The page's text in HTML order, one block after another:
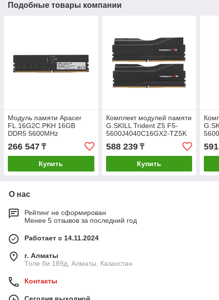
Подобные товары компании
Модуль памяти Apacer
FL.16G2C.PKH 16GB
DDR5 5600MHz
266 547 ₸
Купить
Комплект модулей памяти
G.SKILL Trident Z5 F5-
5600J4040C16GX2-TZ5K
DDR5 32GB (Kit 2x16GB)
5600MHz
588 239₸
Купить
О нас
Рейтинг не сформирован
Менее 5 отзывов за последний год
Работает с 14.11.2024
г. Алматы
Толе би 189д, Алматы, Казахстан
Контакты